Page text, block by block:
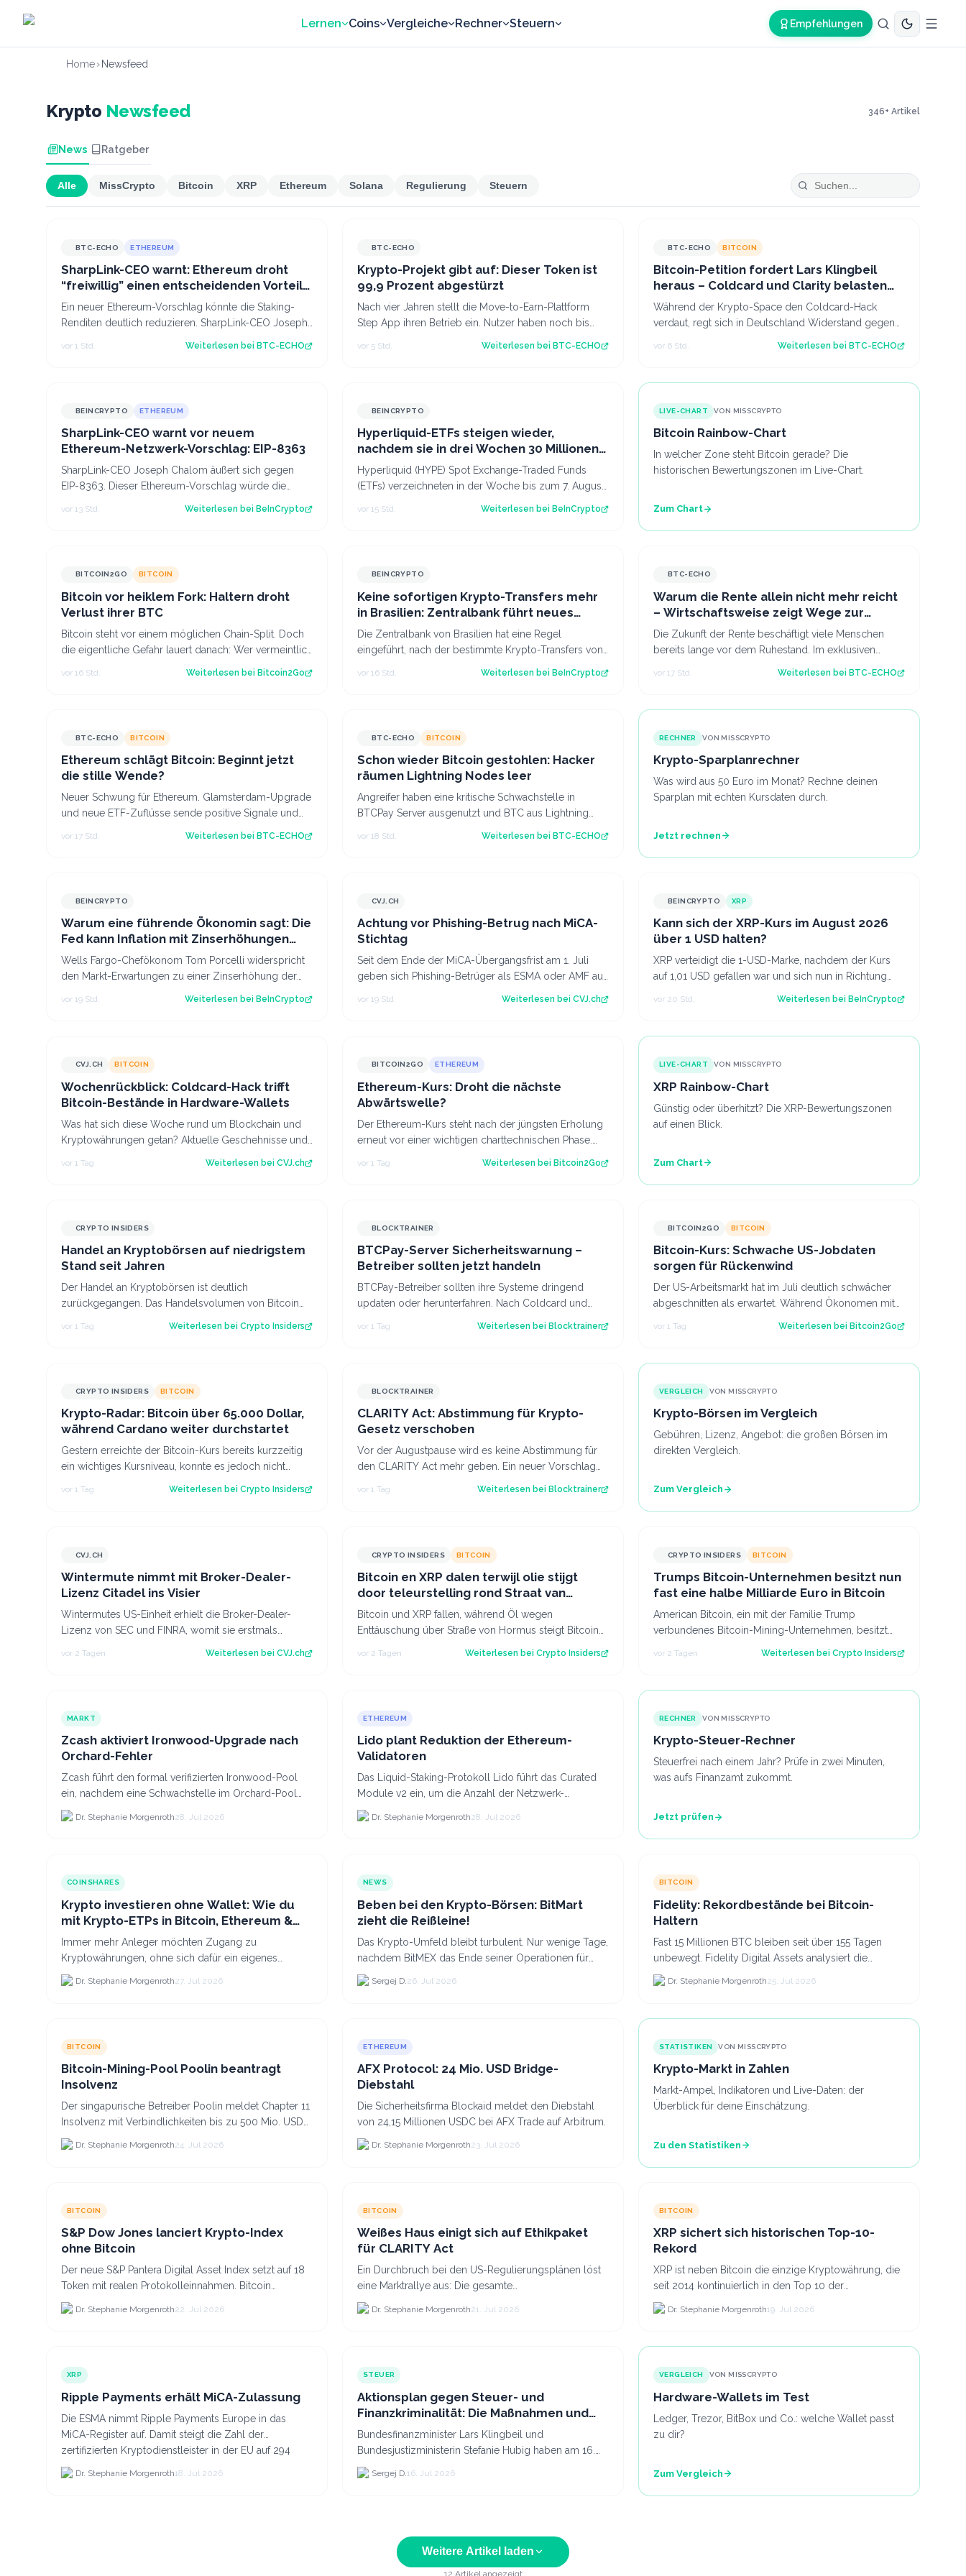
Lernen
Coins Vergleiche Rechner Steuern Empfehlungen
Home› Newsfeed
Krypto Newsfeed 346+ Artikel
News Ratgeber
Alle MissCrypto Bitcoin XRP Ethereum Solana Regulierung Steuern
BTC-ECHO ETHEREUM
SharpLink-CEO warnt: Ethereum droht
“freiwillig” einen entscheidenden Vorteil
zu verlieren
Ein neuer Ethereum-Vorschlag könnte die Staking-
Renditen deutlich reduzieren. SharpLink-CEO Joseph
vor 1 Std. Weiterlesen bei BTC-ECHO
BTC-ECHO
Krypto-Projekt gibt auf: Dieser Token ist
99,9 Prozent abgestürzt
Nach vier Jahren stellt die Move-to-Earn-Plattform
Step App ihren Betrieb ein. Nutzer haben noch bis
vor 5 Std. Weiterlesen bei BTC-ECHO
BTC-ECHO BITCOIN
Bitcoin-Petition fordert Lars Klingbeil
heraus – Coldcard und Clarity belasten
Krypto
Während der Krypto-Space den Coldcard-Hack
verdaut, regt sich in Deutschland Widerstand gegen
vor 6 Std. Weiterlesen bei BTC-ECHO
BEINCRYPTO ETHEREUM
SharpLink-CEO warnt vor neuem
Ethereum-Netzwerk-Vorschlag: EIP-8363
SharpLink-CEO Joseph Chalom äußert sich gegen
EIP-8363. Dieser Ethereum-Vorschlag würde die
vor 13 Std. Weiterlesen bei BeInCrypto
BEINCRYPTO
Hyperliquid-ETFs steigen wieder,
nachdem sie in drei Wochen 30 Millionen
USD verloren haben
Hyperliquid (HYPE) Spot Exchange-Traded Funds
(ETFs) verzeichneten in der Woche bis zum 7. August
vor 15 Std. Weiterlesen bei BeInCrypto
LIVE-CHART VON MISSCRYPTO
Bitcoin Rainbow-Chart
In welcher Zone steht Bitcoin gerade? Die
historischen Bewertungszonen im Live-Chart.
Zum Chart
BITCOIN2GO BITCOIN
Bitcoin vor heiklem Fork: Haltern droht
Verlust ihrer BTC
Bitcoin steht vor einem möglichen Chain-Split. Doch
die eigentliche Gefahr lauert danach: Wer vermeintlich
vor 16 Std. Weiterlesen bei Bitcoin2Go
BEINCRYPTO
Keine sofortigen Krypto-Transfers mehr
in Brasilien: Zentralbank führt neues
Gesetz ein
Die Zentralbank von Brasilien hat eine Regel
eingeführt, nach der bestimmte Krypto-Transfers von
vor 16 Std. Weiterlesen bei BeInCrypto
BTC-ECHO
Warum die Rente allein nicht mehr reicht
– Wirtschaftsweise zeigt Wege zur
Vorsorge auf
Die Zukunft der Rente beschäftigt viele Menschen
bereits lange vor dem Ruhestand. Im exklusiven
vor 17 Std. Weiterlesen bei BTC-ECHO
BTC-ECHO BITCOIN
Ethereum schlägt Bitcoin: Beginnt jetzt
die stille Wende?
Neuer Schwung für Ethereum. Glamsterdam-Upgrade
und neue ETF-Zuflüsse sende positive Signale und
vor 17 Std. Weiterlesen bei BTC-ECHO
BTC-ECHO BITCOIN
Schon wieder Bitcoin gestohlen: Hacker
räumen Lightning Nodes leer
Angreifer haben eine kritische Schwachstelle in
BTCPay Server ausgenutzt und BTC aus Lightning
vor 18 Std. Weiterlesen bei BTC-ECHO
RECHNER VON MISSCRYPTO
Krypto-Sparplanrechner
Was wird aus 50 Euro im Monat? Rechne deinen
Sparplan mit echten Kursdaten durch.
Jetzt rechnen
BEINCRYPTO
Warum eine führende Ökonomin sagt: Die
Fed kann Inflation mit Zinserhöhungen
nicht besiegen
Wells Fargo-Chefökonom Tom Porcelli widerspricht
den Markt-Erwartungen zu einer Zinserhöhung der
US-Notenbank (Fed). Er geht davon aus, dass…
vor 19 Std. Weiterlesen bei BeInCrypto
CVJ.CHCVJ.CH
Achtung vor Phishing-Betrug nach MiCA-
Stichtag
Seit dem Ende der MiCA-Übergangsfrist am 1. Juli
geben sich Phishing-Betrüger als ESMA oder AMF aus
und fordern Krypto-Transfers. Der Artike…
vor 19 Std. Weiterlesen bei CVJ.ch
BEINCRYPTO XRP
Kann sich der XRP-Kurs im August 2026
über 1 USD halten?
XRP verteidigt die 1-USD-Marke, nachdem der Kurs
auf 1,01 USD gefallen war und sich nun in Richtung
1,04 USD erholt, während der CLARITY Act…
vor 20 Std. Weiterlesen bei BeInCrypto
CVJ.CHCVJ.CH BITCOIN
Wochenrückblick: Coldcard-Hack trifft
Bitcoin-Bestände in Hardware-Wallets
Was hat sich diese Woche rund um Blockchain und
Kryptowährungen getan? Aktuelle Geschehnisse und
vor 1 Tag Weiterlesen bei CVJ.ch
BITCOIN2GO ETHEREUM
Ethereum-Kurs: Droht die nächste
Abwärtswelle?
Der Ethereum-Kurs steht nach der jüngsten Erholung
erneut vor einer wichtigen charttechnischen Phase.
vor 1 Tag Weiterlesen bei Bitcoin2Go
LIVE-CHART VON MISSCRYPTO
XRP Rainbow-Chart
Günstig oder überhitzt? Die XRP-Bewertungszonen
auf einen Blick.
Zum Chart
CRYPTO INSIDERS
Handel an Kryptobörsen auf niedrigstem
Stand seit Jahren
Der Handel an Kryptobörsen ist deutlich
zurückgegangen. Das Handelsvolumen von Bitcoin
vor 1 Tag Weiterlesen bei Crypto Insiders
BLOCKTRAINER
BTCPay-Server Sicherheitswarnung –
Betreiber sollten jetzt handeln
BTCPay-Betreiber sollten ihre Systeme dringend
updaten oder herunterfahren. Nach Coldcard und
vor 1 Tag Weiterlesen bei Blocktrainer
BITCOIN2GO BITCOIN
Bitcoin-Kurs: Schwache US-Jobdaten
sorgen für Rückenwind
Der US-Arbeitsmarkt hat im Juli deutlich schwächer
abgeschnitten als erwartet. Während Ökonomen mit
vor 1 Tag Weiterlesen bei Bitcoin2Go
CRYPTO INSIDERS BITCOIN
Krypto-Radar: Bitcoin über 65.000 Dollar,
während Cardano weiter durchstartet
Gestern erreichte der Bitcoin-Kurs bereits kurzzeitig
ein wichtiges Kursniveau, konnte es jedoch nicht
sofort überwinden. Heute scheinen neu…
vor 1 Tag Weiterlesen bei Crypto Insiders
BLOCKTRAINER
CLARITY Act: Abstimmung für Krypto-
Gesetz verschoben
Vor der Augustpause wird es keine Abstimmung für
den CLARITY Act mehr geben. Ein neuer Vorschlag
sieht derweil vor, dass Trump bestimmte Kry…
vor 1 Tag Weiterlesen bei Blocktrainer
VERGLEICH VON MISSCRYPTO
Krypto-Börsen im Vergleich
Gebühren, Lizenz, Angebot: die großen Börsen im
direkten Vergleich.
Zum Vergleich
CVJ.CHCVJ.CH
Wintermute nimmt mit Broker-Dealer-
Lizenz Citadel ins Visier
Wintermutes US-Einheit erhielt die Broker-Dealer-
Lizenz von SEC und FINRA, womit sie erstmals
vor 2 Tagen Weiterlesen bei CVJ.ch
CRYPTO INSIDERS BITCOIN
Bitcoin en XRP dalen terwijl olie stijgt
door teleurstelling rond Straat van
Hormuz
Bitcoin und XRP fallen, während Öl wegen
Enttäuschung über Straße von Hormus steigt Bitcoin
vor 2 Tagen Weiterlesen bei Crypto Insiders
CRYPTO INSIDERS BITCOIN
Trumps Bitcoin-Unternehmen besitzt nun
fast eine halbe Milliarde Euro in Bitcoin
American Bitcoin, ein mit der Familie Trump
verbundenes Bitcoin-Mining-Unternehmen, besitzt
vor 2 Tagen Weiterlesen bei Crypto Insiders
MARKT
Zcash aktiviert Ironwood-Upgrade nach
Orchard-Fehler
Zcash führt den formal verifizierten Ironwood-Pool
ein, nachdem eine Schwachstelle im Orchard-Pool
die Erstellung gefälschter ZEC-Token ermöglichte.
Dr. Stephanie Morgenroth28. Jul 2026
ETHEREUM
Lido plant Reduktion der Ethereum-
Validatoren
Das Liquid-Staking-Protokoll Lido führt das Curated
Module v2 ein, um die Anzahl der Netzwerk-
Validatoren von 880.000 auf etwa 628.
Dr. Stephanie Morgenroth28. Jul 2026
RECHNER VON MISSCRYPTO
Krypto-Steuer-Rechner
Steuerfrei nach einem Jahr? Prüfe in zwei Minuten,
was aufs Finanzamt zukommt.
Jetzt prüfen
COINSHARES
Krypto investieren ohne Wallet: Wie du
mit Krypto-ETPs in Bitcoin, Ethereum &
Co. anlegst
Immer mehr Anleger möchten Zugang zu
Kryptowährungen, ohne sich dafür ein eigenes
Krypto-Wallet einrichten zu müssen. Dazu kommt,
dass viele nicht nur Bitcoin h...
Dr. Stephanie Morgenroth27. Jul 2026
NEWS
Beben bei den Krypto-Börsen: BitMart
zieht die Reißleine!
Das Krypto-Umfeld bleibt turbulent. Nur wenige Tage,
nachdem BitMEX das Ende seiner Operationen für
September 2026 bekannt gegeben hat, zieht nun die
nächste gr...
Sergej D.26. Jul 2026
BITCOIN
Fidelity: Rekordbestände bei Bitcoin-
Haltern
Fast 15 Millionen BTC bleiben seit über 155 Tagen
unbewegt. Fidelity Digital Assets analysiert die
Anlegerüberzeugung trotz Kursverlusten und einem
BTC-Preis.
Dr. Stephanie Morgenroth25. Jul 2026
BITCOIN
Bitcoin-Mining-Pool Poolin beantragt
Insolvenz
Der singapurische Betreiber Poolin meldet Chapter 11
Insolvenz mit Verbindlichkeiten bis zu 500 Mio. USD
und plant den Verkauf zweier Texas-Standorte für.
Dr. Stephanie Morgenroth24. Jul 2026
ETHEREUM
AFX Protocol: 24 Mio. USD Bridge-
Diebstahl
Die Sicherheitsfirma Blockaid meldet den Diebstahl
von 24,15 Millionen USDC bei AFX Trade auf Arbitrum.
Dr. Stephanie Morgenroth23. Jul 2026
STATISTIKEN VON MISSCRYPTO
Krypto-Markt in Zahlen
Markt-Ampel, Indikatoren und Live-Daten: der
Überblick für deine Einschätzung.
Zu den Statistiken
BITCOIN
S&P Dow Jones lanciert Krypto-Index
ohne Bitcoin
Der neue S&P Pantera Digital Asset Index setzt auf 18
Token mit realen Protokolleinnahmen. Bitcoin
scheidet aufgrund fehlender Erträge für Halter aus
dem.
Dr. Stephanie Morgenroth22. Jul 2026
BITCOIN
Weißes Haus einigt sich auf Ethikpaket
für CLARITY Act
Ein Durchbruch bei den US-Regulierungsplänen löst
eine Marktrallye aus: Die gesamte
Kryptokapitalisierung stieg am 21.
Dr. Stephanie Morgenroth21. Jul 2026
BITCOIN
XRP sichert sich historischen Top-10-
Rekord
XRP ist neben Bitcoin die einzige Kryptowährung, die
seit 2014 kontinuierlich in den Top 10 der
Marktkapitalisierung verblieb.
Dr. Stephanie Morgenroth19. Jul 2026
XRP
Ripple Payments erhält MiCA-Zulassung
Die ESMA nimmt Ripple Payments Europe in das
MiCA-Register auf. Damit steigt die Zahl der
zertifizierten Kryptodienstleister in der EU auf 294
Unternehmen, was.
Dr. Stephanie Morgenroth18. Jul 2026
STEUER
Aktionsplan gegen Steuer- und
Finanzkriminalität: Die Maßnahmen und
was sie für Krypto bedeuten
Bundesfinanzminister Lars Klingbeil und
Bundesjustizministerin Stefanie Hubig haben am 16.
Juli 2026 einen gemeinsamen Aktionsplan gegen
Steuer- und Finanzkrimi...
Sergej D.16. Jul 2026
VERGLEICH VON MISSCRYPTO
Hardware-Wallets im Test
Ledger, Trezor, BitBox und Co.: welche Wallet passt
zu dir?
Zum Vergleich
Weitere Artikel laden